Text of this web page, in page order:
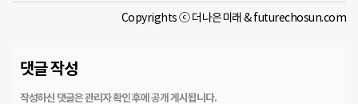
Copyrights ⓒ 더나은미래 & futurechosun.com
댓글 작성